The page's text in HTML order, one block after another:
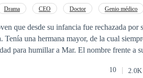
Drama CEO Doctor Genio médico
frente a su familia es Marimar
10